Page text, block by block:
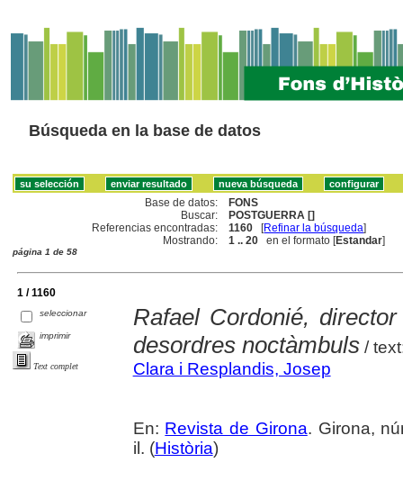
Búsqueda en la base de datos
Base de datos:
FONS
Buscar:
POSTGUERRA []
Referencias encontradas:
1160 [Refinar la búsqueda]
Mostrando:
1 .. 20 en el formato [Estandar]
página 1 de 58
1 / 1160
seleccionar
imprimir
Text complet
Rafael Cordonié,
desordres noctàmbuls/
Clara i Resplandis, Josep
En: Revista de Girona. Girona,
il. (Història)